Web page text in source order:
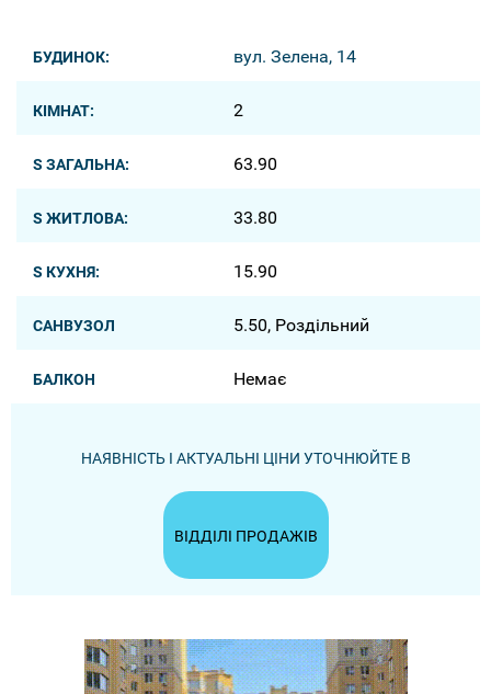
БУДИНОК: вул. Зелена, 14
КІМНАТ: 2
S ЗАГАЛЬНА: 63.90
S ЖИТЛОВА: 33.80
S КУХНЯ: 15.90
САНВУЗОЛ 5.50, Роздільний
БАЛКОН Немає
НАЯВНІСТЬ І АКТУАЛЬНІ ЦІНИ УТОЧНЮЙТЕ В
ВІДДІЛІ ПРОДАЖІВ